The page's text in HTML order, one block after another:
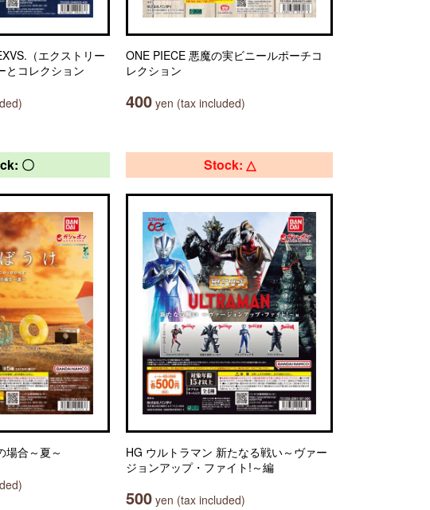
（エクストリー
とコレクション
ONE PIECE 悪魔の実ビニールポーチコ
レクション
400 yen (tax included)
〇
場合～夏～
Stock: △
HG ウルトラマン 新たなる戦い～ヴァー
ジョンアップ・ファイト!～編
500 yen (tax included)